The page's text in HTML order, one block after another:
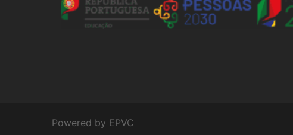
Powered by EPVC